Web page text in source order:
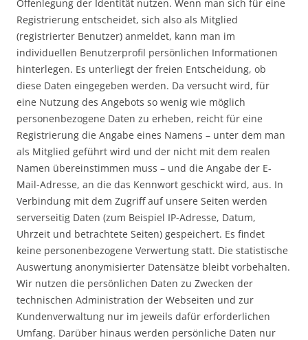
Offenlegung der Identität nutzen. Wenn man sich für eine
Registrierung entscheidet, sich also als Mitglied
(registrierter Benutzer) anmeldet, kann man im
individuellen Benutzerprofil persönlichen Informationen
hinterlegen. Es unterliegt der freien Entscheidung, ob
diese Daten eingegeben werden. Da versucht wird, für
eine Nutzung des Angebots so wenig wie möglich
personenbezogene Daten zu erheben, reicht für eine
Registrierung die Angabe eines Namens – unter dem man
als Mitglied geführt wird und der nicht mit dem realen
Namen übereinstimmen muss – und die Angabe der E-
Mail-Adresse, an die das Kennwort geschickt wird, aus. In
Verbindung mit dem Zugriff auf unsere Seiten werden
serverseitig Daten (zum Beispiel IP-Adresse, Datum,
Uhrzeit und betrachtete Seiten) gespeichert. Es findet
keine personenbezogene Verwertung statt. Die statistische
Auswertung anonymisierter Datensätze bleibt vorbehalten.
Wir nutzen die persönlichen Daten zu Zwecken der
technischen Administration der Webseiten und zur
Kundenverwaltung nur im jeweils dafür erforderlichen
Umfang. Darüber hinaus werden persönliche Daten nur